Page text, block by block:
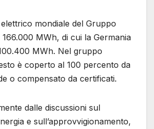
mondiale del Gruppo
166.000 MWh, di cui la Germania
MWh. Nel gruppo
è coperto al 100 percento da
o compensato da certificati.
dalle discussioni sul
e sull’approvvigionamento,